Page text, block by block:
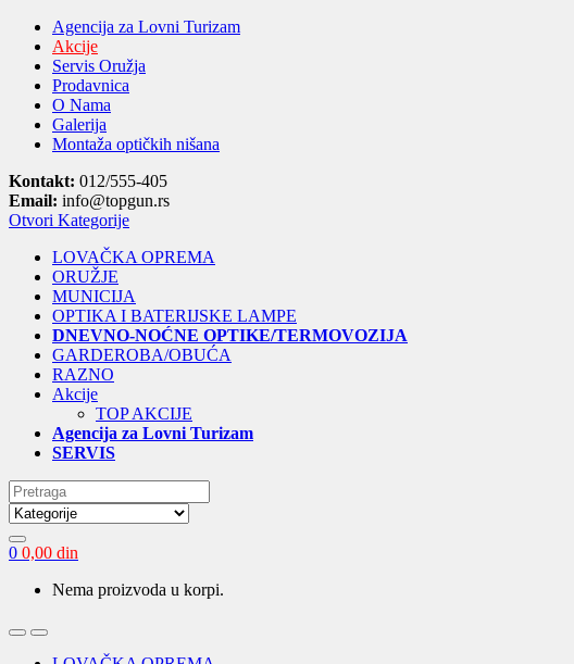
Agencija za Lovni Turizam
Akcije
Servis Oružja
Prodavnica
O Nama
Galerija
Montaža optičkih nišana
Kontakt: 012/555-405
Email: info@topgun.rs
Otvori Kategorije
LOVAČKA OPREMA
ORUŽJE
MUNICIJA
OPTIKA I BATERIJSKE LAMPE
DNEVNO-NOĆNE OPTIKE/TERMOVOZIJA
GARDEROBA/OBUĆA
RAZNO
Akcije
TOP AKCIJE
Agencija za Lovni Turizam
SERVIS
Search
for:
0 0,00 din
Nema proizvoda u korpi.
OpenClose